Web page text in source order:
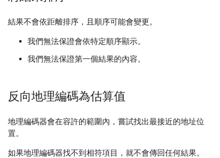
結果不會依距離排序，且順序可能會變更。
我們無法保證會依特定順序顯示。
我們無法保證第一個結果的內容。
反向地理編碼為估算值
地理編碼器會在容許的範圍內，嘗試找出最接近的地址位
置。
如果地理編碼器找不到相符項目，就不會傳回任何結果。